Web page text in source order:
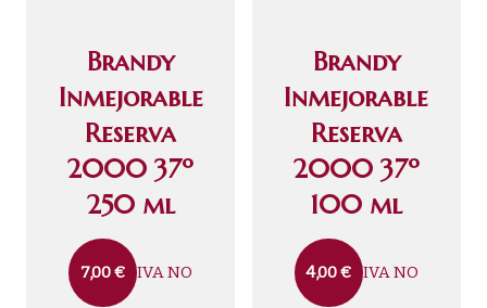
Brandy
Inmejorable
Reserva
2000 37º
250 ml
7,00€ IVA NO
Brandy
Inmejorable
Reserva
2000 37º
100 ml
4,00€ IVA NO